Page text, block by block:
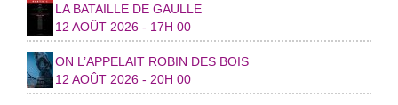
LA BATAILLE DE GAULLE
12 AOÛT 2026 - 17H 00
ON L’APPELAIT ROBIN DES BOIS
12 AOÛT 2026 - 20H 00